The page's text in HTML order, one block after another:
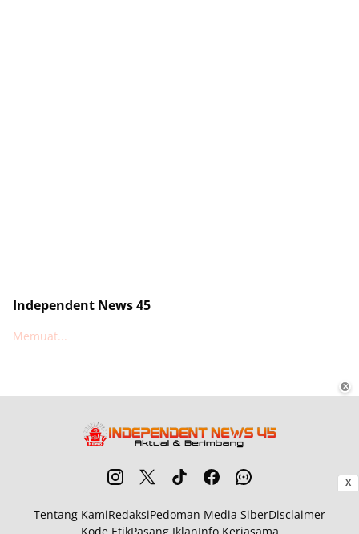
Independent News 45
Memuat...
X
✕
Tentang KamiRedaksiPedoman Media SiberDisclaimer